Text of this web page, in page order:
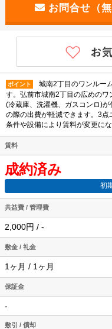
ポイント
城南2丁目のワンルー
す。弘前市城南2丁目の広めの
(冷蔵庫、洗濯機、ガスコンロ)
の際の出費が軽減できます。3
条件や設備により賃料が変更に
賃料
成約済み
初
共益費 / 管理費
2,000円 / -
敷金 / 礼金
1ヶ月 / 1ヶ月
保証金
-
敷引 / 償却